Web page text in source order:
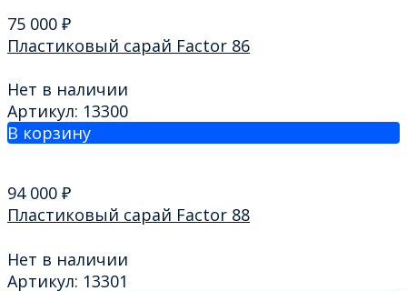
75 000 ₽
Пластиковый сарай Factor 86
Нет в наличии
Артикул: 13300
В корзину
94 000 ₽
Пластиковый сарай Factor 88
Нет в наличии
Артикул: 13301